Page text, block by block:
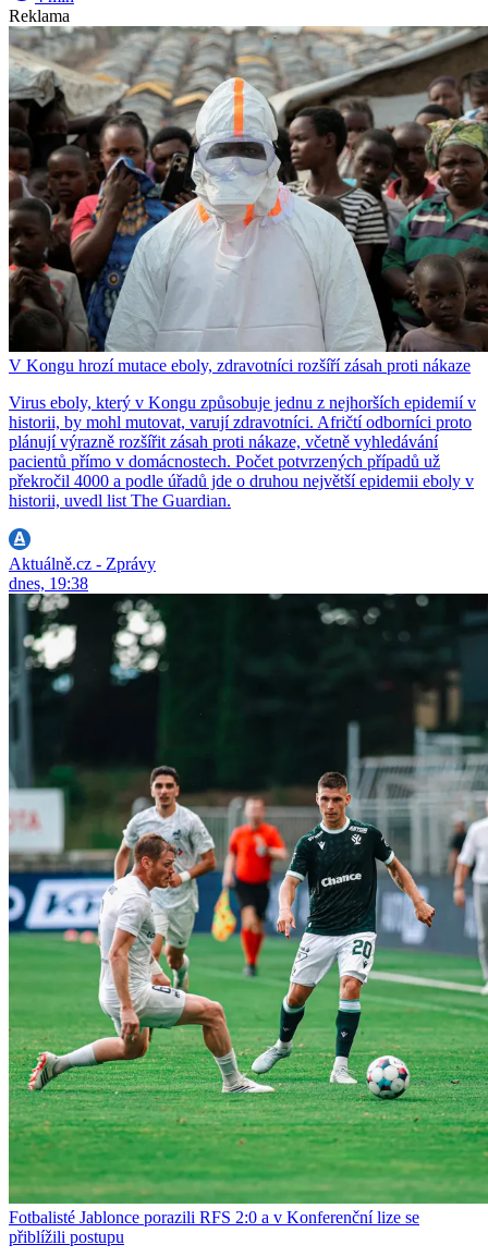
Reklama
V Kongu hrozí mutace eboly, zdravotníci rozšíří zásah proti nákaze
Virus eboly, který v Kongu způsobuje jednu z nejhorších epidemií v
historii, by mohl mutovat, varují zdravotníci. Afričtí odborníci proto
plánují výrazně rozšířit zásah proti nákaze, včetně vyhledávání
pacientů přímo v domácnostech. Počet potvrzených případů už
překročil 4000 a podle úřadů jde o druhou největší epidemii eboly v
historii, uvedl list The Guardian.
Aktuálně.cz - Zprávy
dnes, 19:38
Fotbalisté Jablonce porazili RFS 2:0 a v Konferenční lize se
přiblížili postupu